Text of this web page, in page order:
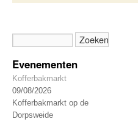
Evenementen
Kofferbakmarkt
09/08/2026
Kofferbakmarkt op de
Dorpsweide